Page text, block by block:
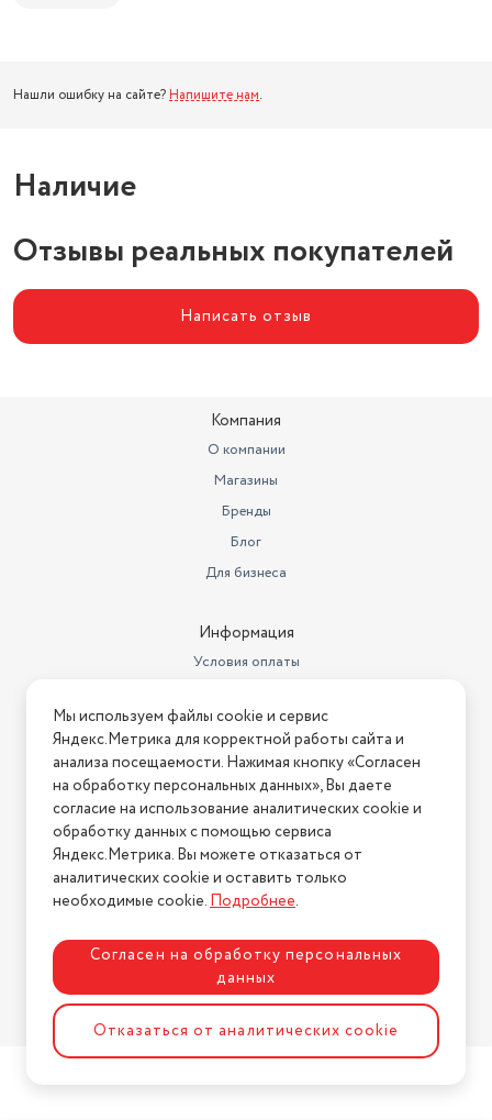
Нашли ошибку на сайте? Напишите нам.
Наличие
Отзывы реальных покупателей
Написать отзыв
Компания
О компании
Магазины
Бренды
Блог
Для бизнеса
Информация
Условия оплаты
Условия возврата
Нашли ошибку на сайте? Напишите нам
2026 © Интернет-магазин "АстМаркет". У нас есть всё!
Политика конфиденциальности
Разработка сайтаASTDESIGN
Мы используем файлы cookie и сервис
Яндекс.Метрика для корректной работы сайта и
анализа посещаемости. Нажимая кнопку «Согласен
на обработку персональных данных», Вы даете
согласие на использование аналитических cookie и
обработку данных с помощью сервиса
Яндекс.Метрика. Вы можете отказаться от
аналитических cookie и оставить только
необходимые cookie.Подробнее.
Согласен на обработку персональных
данных
Отказаться от аналитических cookie